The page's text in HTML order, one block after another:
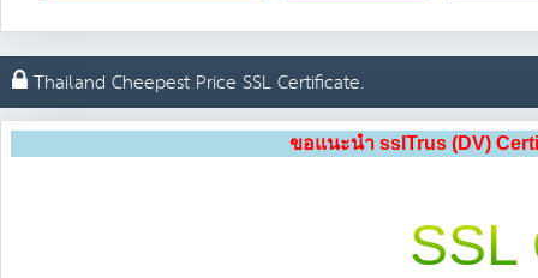
Thailand Cheepest Price SSL Certificate.
ขอแนะนำ sslTrus (DV)
SSL